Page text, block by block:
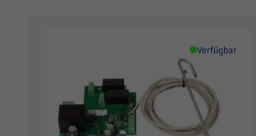
Verfügbar